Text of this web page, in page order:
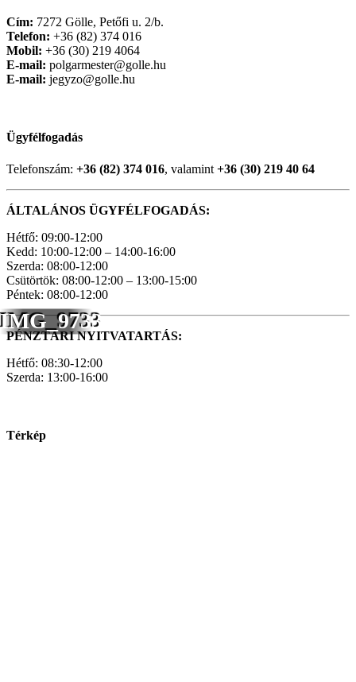
IMG_9733
Cím: 7272 Gölle, Petőfi u. 2/b.
Telefon: +36 (82) 374 016
Mobil: +36 (30) 219 4064
E-mail: polgarmester@golle.hu
E-mail: jegyzo@golle.hu
Ügyfélfogadás
Telefonszám: +36 (82) 374 016, valamint +36 (30) 219 40 64
ÁLTALÁNOS ÜGYFÉLFOGADÁS:
Hétfő: 09:00-12:00
Kedd: 10:00-12:00 – 14:00-16:00
Szerda: 08:00-12:00
Csütörtök: 08:00-12:00 – 13:00-15:00
Péntek: 08:00-12:00
PÉNZTÁRI NYITVATARTÁS:
Hétfő: 08:30-12:00
Szerda: 13:00-16:00
Térkép